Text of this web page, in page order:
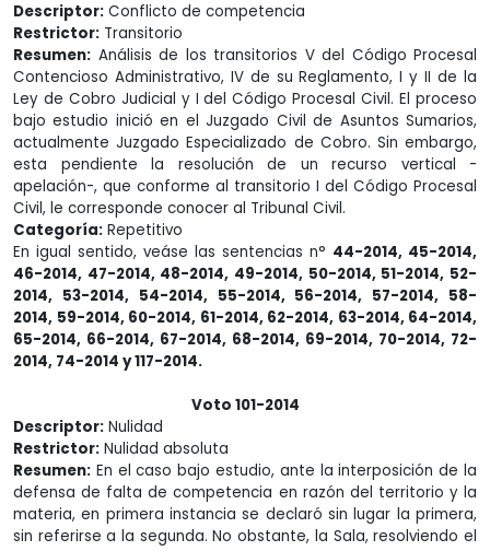
Descriptor: Conflicto de competencia
Restrictor: Transitorio
Resumen: Análisis de los transitorios V del Código Procesal
Contencioso Administrativo, IV de su Reglamento, I y II de la
Ley de Cobro Judicial y I del Código Procesal Civil. El proceso
bajo estudio inició en el Juzgado Civil de Asuntos Sumarios,
actualmente Juzgado Especializado de Cobro. Sin embargo,
esta pendiente la resolución de un recurso vertical -
apelación-, que conforme al transitorio I del Código Procesal
Civil, le corresponde conocer al Tribunal Civil.
Categoría: Repetitivo
En igual sentido, veáse las sentencias n° 44-2014, 45-2014,
46-2014, 47-2014, 48-2014, 49-2014, 50-2014, 51-2014, 52-
2014, 53-2014, 54-2014, 55-2014, 56-2014, 57-2014, 58-
2014, 59-2014, 60-2014, 61-2014, 62-2014, 63-2014, 64-2014,
65-2014, 66-2014, 67-2014, 68-2014, 69-2014, 70-2014, 72-
2014, 74-2014 y 117-2014.
Voto 101-2014
Descriptor: Nulidad
Restrictor: Nulidad absoluta
Resumen: En el caso bajo estudio, ante la interposición de la
defensa de falta de competencia en razón del territorio y la
materia, en primera instancia se declaró sin lugar la primera,
sin referirse a la segunda. No obstante, la Sala, resolviendo el